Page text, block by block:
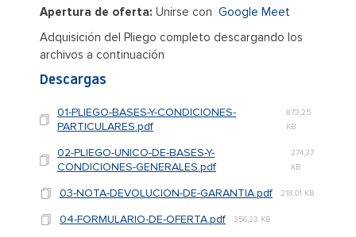
Apertura de oferta: Unirse con Google Meet
Adquisición del Pliego completo descargando los
archivos a continuación
Descargas
01-PLIEGO-BASES-Y-CONDICIONES-
PARTICULARES.pdf
873,25
KB
02-PLIEGO-UNICO-DE-BASES-Y-
CONDICIONES-GENERALES.pdf
274,37
KB
03-NOTA-DEVOLUCION-DE-GARANTIA.pdf 218,01 KB
04-FORMULARIO-DE-OFERTA.pdf 356,23 KB